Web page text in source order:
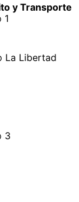
y Transporte
1
La Libertad
3